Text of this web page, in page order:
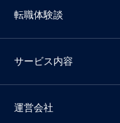
転職体験談
サービス内容
運営会社